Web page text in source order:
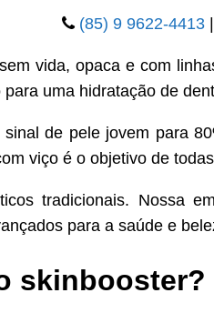
(85) 9 9622-4413
vida, opaca e com
uma hidratação de
sinal de pele jovem para
viço é o objetivo de
tradicionais. Nossa
para a saúde e
skinbooster?